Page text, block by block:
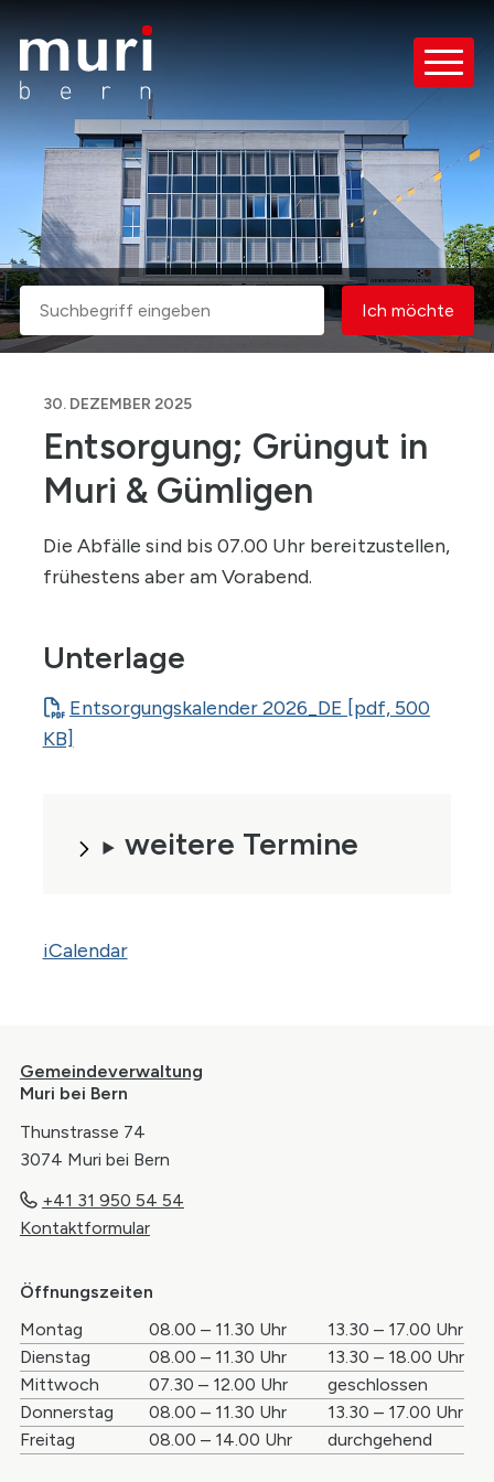
Navigieren in Muri bei Bern
Schnellnavigation
Suche
Suchbegriff
Suche starten
IchIch möchte
Entsorgung; Grüngut in
Muri & Gümligen
30. DEZEMBER 2025
Die Abfälle sind bis 07.00 Uhr bereitzustellen,
frühestens aber am Vorabend.
Unterlage
Entsorgungskalender 2026_DE [pdf, 500
KB]
weitere Termine
iCalendar
Gemeindeverwaltung
Muri bei Bern
Thunstrasse 74
3074 Muri bei Bern
+41 31 950 54 54
Kontaktformular
Öffnungszeiten
Wochentag
Öffnungszeiten Vormittag
Montag 08.00 – 11.30 Uhr
13.30 – 17.00 Uhr
Dienstag
08.00 – 11.30 Uhr
13.30 – 18.00 Uhr
Mittwoch
07.30 – 12.00 Uhr
geschlossen
Donnerstag
08.00 – 11.30 Uhr
13.30 – 17.00 Uhr
Freitag
08.00 – 14.00 Uhr durchgehend